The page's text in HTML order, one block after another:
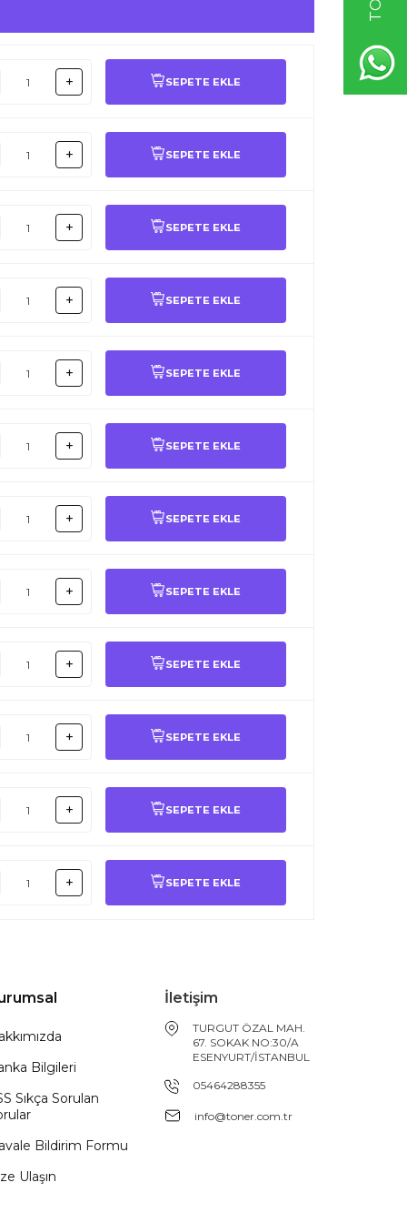
SEPETE EKLE
SEPETE EKLE
SEPETE EKLE
SEPETE EKLE
SEPETE EKLE
SEPETE EKLE
SEPETE EKLE
SEPETE EKLE
SEPETE EKLE
SEPETE EKLE
SEPETE EKLE
SEPETE EKLE
Bilgileri
Sıkça Sorulan
Bildirim Formu
Ulaşın
İletişim
TURGUT ÖZAL MAH.
67. SOKAK NO:30/A
ESENYURT/İSTANBUL
05464288355
info@toner.com.tr